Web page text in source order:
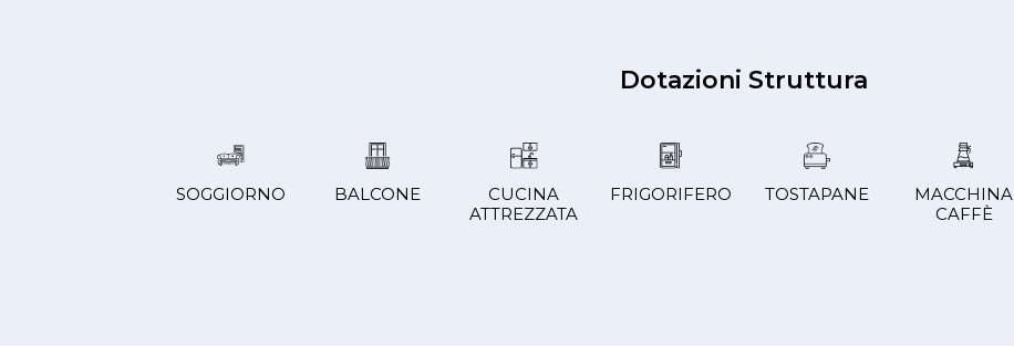
Dotazioni Struttura
SOGGIORNO BALCONE
CUCINA
ATTREZZATA
FRIGORIFERO TOSTAPANE
MACCHINA
CAFFÈ